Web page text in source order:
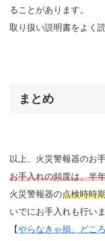
ることがあります。
取り扱い説明書をよく
まとめ
以上、火災警報器のお
お手入れの頻度は、半
火災警報器の点検時時
いでにお手入れも行いま
【やらなきゃ損、どこ